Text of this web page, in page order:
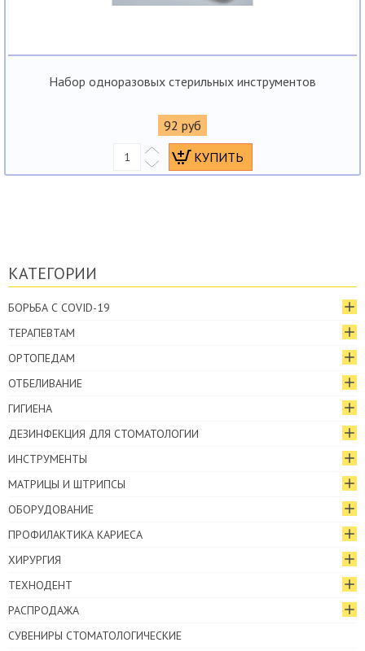
Набор одноразовых стерильных инструментов
92 руб
КАТЕГОРИИ
БОРЬБА С COVID-19
ТЕРАПЕВТАМ
ОРТОПЕДАМ
ОТБЕЛИВАНИЕ
ГИГИЕНА
ДЕЗИНФЕКЦИЯ ДЛЯ СТОМАТОЛОГИИ
ИНСТРУМЕНТЫ
МАТРИЦЫ И ШТРИПСЫ
ОБОРУДОВАНИЕ
ПРОФИЛАКТИКА КАРИЕСА
ХИРУРГИЯ
ТЕХНОДЕНТ
РАСПРОДАЖА
СУВЕНИРЫ СТОМАТОЛОГИЧЕСКИЕ